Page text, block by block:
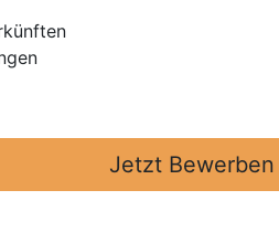
Jetzt Bewerben